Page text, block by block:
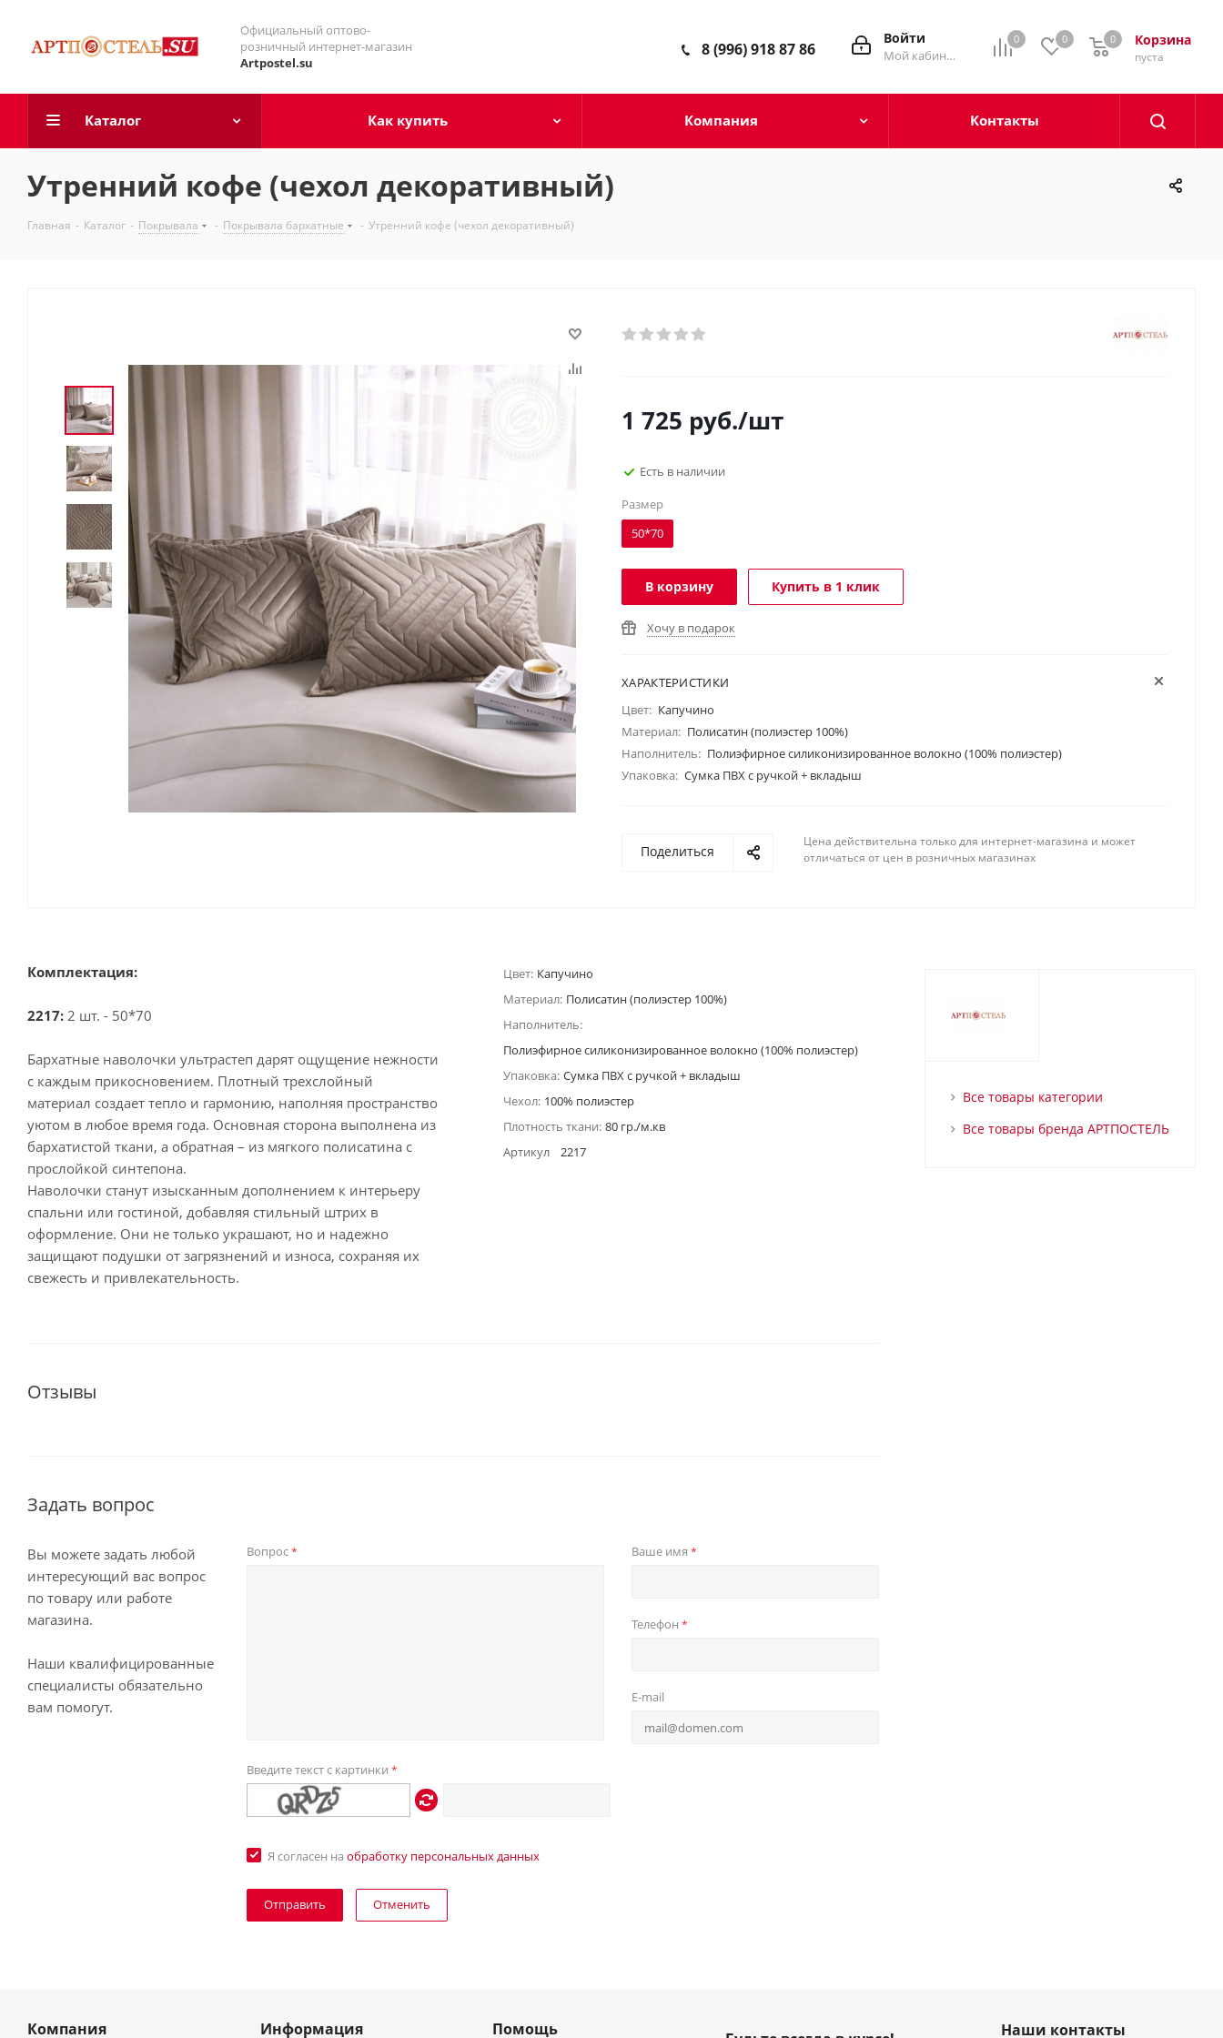
Официальный оптово-
розничный интернет-магазин
Artpostel.su
0 0 Корзина
0
пуста
0
Войти
Мой кабинет
8 (996) 918 87 86
Каталог Как купить Компания Контакты
Утренний кофе (чехол декоративный)
Главная - Каталог - Покрывала - Покрывала бархатные - Утренний кофе (чехол декоративный)
1 725 руб./шт
Есть в наличии
Размер
50*70
В корзину Купить в 1 клик
Хочу в подарок
ХАРАКТЕРИСТИКИ
Цвет: Капучино
Материал: Полисатин (полиэстер 100%)
Наполнитель: Полиэфирное силиконизированное волокно (100% полиэстер)
Упаковка: Сумка ПВХ с ручкой + вкладыш
Поделиться
Цена действительна только для интернет-магазина и может
отличаться от цен в розничных магазинах
Комплектация:
2217: 2 шт. - 50*70
Бархатные наволочки ультрастеп дарят ощущение нежности
с каждым прикосновением. Плотный трехслойный
материал создает тепло и гармонию, наполняя пространство
уютом в любое время года. Основная сторона выполнена из
бархатистой ткани, а обратная – из мягкого полисатина с
прослойкой синтепона.
Наволочки станут изысканным дополнением к интерьеру
спальни или гостиной, добавляя стильный штрих в
оформление. Они не только украшают, но и надежно
защищают подушки от загрязнений и износа, сохраняя их
свежесть и привлекательность.
Цвет: Капучино
Материал: Полисатин (полиэстер 100%)
Наполнитель:
Полиэфирное силиконизированное волокно (100% полиэстер)
Упаковка: Сумка ПВХ с ручкой + вкладыш
Чехол: 100% полиэстер
Плотность ткани: 80 гр./м.кв
Артикул
2217
Отзывы
Задать вопрос
Вы можете задать любой
интересующий вас вопрос
по товару или работе
магазина.
Наши квалифицированные
специалисты обязательно
вам помогут.
Вопрос* Ваше имя *
Телефон *
E-mail
Введите текст с картинки*
Я согласен наобработку персональных данных
Отменить
Все товары категории
Все товары бренда АРТПОСТЕЛЬ
Компания Информация Помощь Наши контакты